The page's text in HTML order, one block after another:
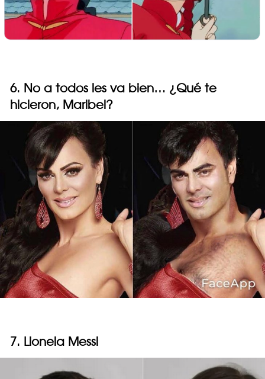
6. No a todos les va bien… ¿Qué te
hicieron, Maribel?
7. Lionela Messi